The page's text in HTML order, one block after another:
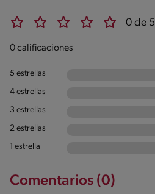
0 de 5
0 calificaciones
5 estrellas
4 estrellas
3 estrellas
2 estrellas
1 estrella
Comentarios (0)